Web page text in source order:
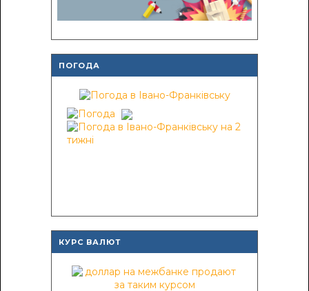
ПОГОДА
КУРС ВАЛЮТ